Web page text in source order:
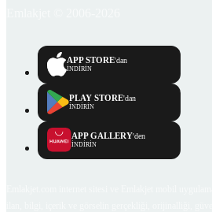
APP STORE'dan
İNDİRİN
PLAY STORE'dan
İNDİRİN
APP GALLERY'den
İNDİRİN